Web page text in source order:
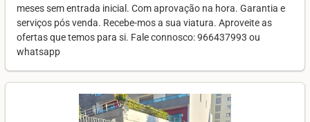
meses sem entrada inicial. Com aprovação na hora. Garantia e
serviços pós venda. Recebe-mos a sua viatura. Aproveite as
ofertas que temos para si. Fale connosco: 966437993 ou
whatsapp